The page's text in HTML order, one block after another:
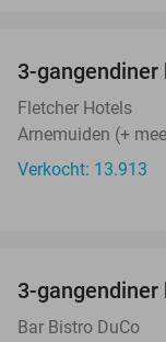
3-
Fletcher Hotels
Arnemuiden (+
Verkocht: 13.913
3-gangendiner
Bar Bistro DuCo